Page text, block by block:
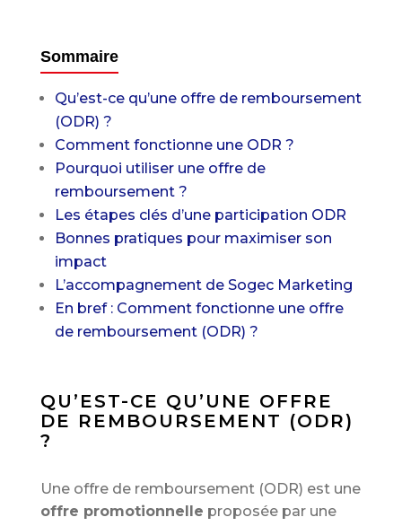
Sommaire
Qu’est-ce qu’une offre de remboursement
(ODR) ?
Comment fonctionne une ODR ?
Pourquoi utiliser une offre de
remboursement ?
Les étapes clés d’une participation ODR
Bonnes pratiques pour maximiser son
impact
L’accompagnement de Sogec Marketing
En bref : Comment fonctionne une offre
de remboursement (ODR) ?
QU’EST-CE QU’UNE OFFRE
DE REMBOURSEMENT (ODR)
?
Une offre de remboursement (ODR) est une
offre promotionnelle proposée par une